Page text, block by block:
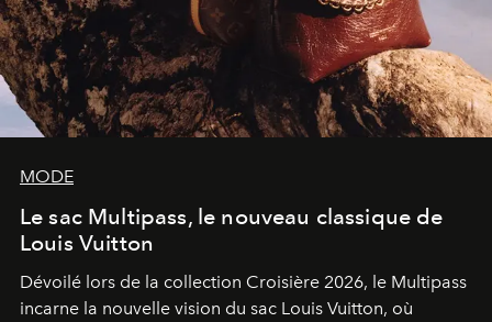
MODE
Le sac Multipass, le nouveau classique de
Louis Vuitton
Dévoilé lors de la collection Croisière 2026, le Multipass
incarne la nouvelle vision du sac Louis Vuitton, où